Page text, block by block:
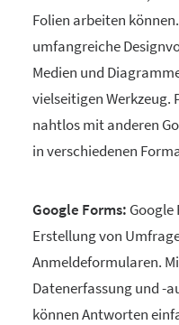
Folien arbeiten
umfangreiche
Medien und
vielseitigen Werkzeug.
nahtlos mit anderen
in verschiedenen
Google Forms: Google
Erstellung von
Anmeldeformularen.
Datenerfassung und -
können Antworten